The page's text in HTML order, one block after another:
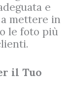
e
mettere in
le foto più
il Tuo